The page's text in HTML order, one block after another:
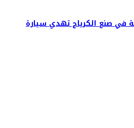
في صنع الكرياج تهدي سيارة